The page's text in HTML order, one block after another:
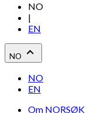
NO
|
EN
NO
NO
EN
Om NORSØK